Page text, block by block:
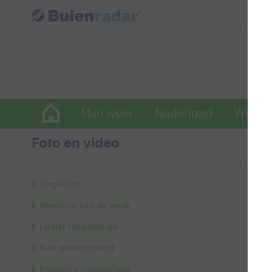
Mijn weer Nederland
Foto en video
Uitgelicht
Weerfoto van de week
Laatst toegevoegd
Best gewaardeerd
Populaire categorieën